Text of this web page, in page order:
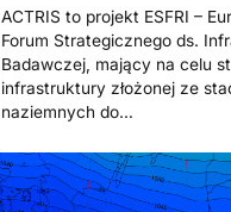
ACTRIS to projekt ESFRI –
Forum Strategicznego ds.
Badawczej, mający na celu
infrastruktury złożonej ze
naziemnych do…